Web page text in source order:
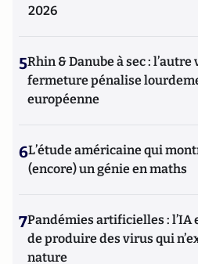
2026
5Rhin & Danube à sec : l’autre
fermeture pénalise
européenne
6L’étude américaine qui
(encore) un génie en maths
7Pandémies artificielles : l’IA
de produire des virus qui
nature